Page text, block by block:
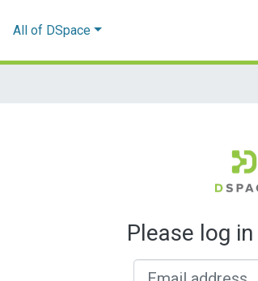
All of DSpace
Please log